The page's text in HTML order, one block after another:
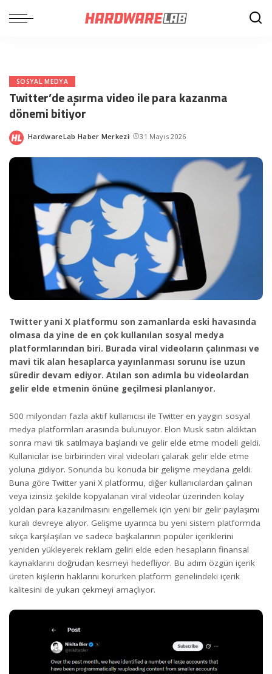
SOSYAL MEDYA
Twitter’de aşırma video ile para kazanma
dönemi bitiyor
Posted
HardwareLab Haber Merkezi 31 Mayıs 2026
Twitter yani X platformu son zamanlarda eski havasında
olmasa da yine de en çok kullanılan sosyal medya
platformlarından biri. Burada viral videoların çalınması ve
mavi tik alan hesaplarca yayınlanması sorunu ise uzun
süredir devam ediyor. Atılan son adımla bu videolardan
gelir elde etmenin önüne geçilmesi planlanıyor.
500 milyondan fazla aktif kullanıcısı ile Twitter en yaygın sosyal
medya platformları arasında bulunuyor. Elon Musk satın aldıktan
sonra mavi tik satılmaya başlandı ve gelir elde etme modeli geldi.
Kullanıcılar ise birbirinden viral videoları çalarak gelir elde etme
yoluna gidiyor. Sonunda bu konuda bir gelişme meydana geldi.
Buna göre Twitter yani X platformu, diğer kullanıcılardan çalınan
veya izinsiz şekilde kopyalanan viral videolar üzerinden kolay
yoldan para kazanılmasını engellemek için yeni bir gelir paylaşımı
kuralı devreye alıyor. Gelişme uyarınca bu yeni sistem platformda
sıkça karşılaşılan ve sadece başkalarının popüler içeriklerini
yeniden yükleyerek reklam geliri elde eden hesapların finansal
kaynaklarını doğrudan kesmeyi hedefliyor. Bu adım özgün içerik
üreten kişilerin haklarını korurken platform genelindeki içerik
kalitesini de yukarı çekmeyi amaçlıyor.